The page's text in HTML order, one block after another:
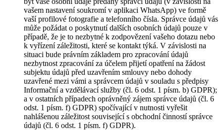
vašem nastavení soukromí v aplikaci WhatsApp) ve formě
vaší profilové fotografie a telefonního čísla. Správce údajů vás
může požádat o poskytnutí dalších osobních údajů pouze v
případě, že je to nezbytné k zodpovězení vašeho dotazu nebo
k vyřízení záležitosti, které se kontakt týká. V závislosti na
situaci bude právním základem pro zpracování údajů
nezbytnost zpracování za účelem přijetí opatření na žádost
subjektu údajů před uzavřením smlouvy nebo dohody
uzavřené mezi vámi a správcem údajů v souladu s předpisy
Informační a vzdělávací služby (čl. 6 odst. 1 písm. b) GDPR);
a v ostatních případech oprávněný zájem správce údajů (čl. 6
odst. 1 písm. f) GDPR) spočívající v nutnosti vyřešit
nahlášenou záležitost související s obchodní činností správce
údajů (čl. 6 odst. 1 písm. f) GDPR).